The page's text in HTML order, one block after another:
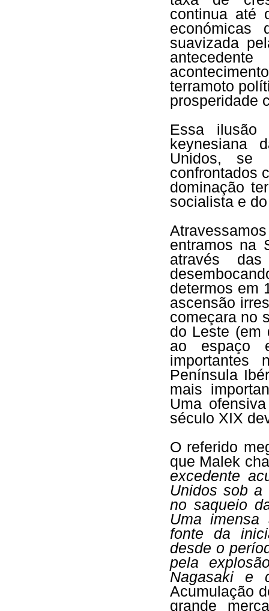
continua até
económicas
suavizada
terramoto
prosperidade
Essa ilusão
keynesiana
Unidos, se
confrontados
dominação
socialista e
entramos na
através
determos em
ascensão
começara no
do Leste (em
ao espaço
importantes
Península
mais
Uma
século XIX
O referido
que Malek
excedente
Unidos sob a
no saqueio
Uma imensa
fonte da
desde o
pela
Nagasaki e
Acumulação
grande